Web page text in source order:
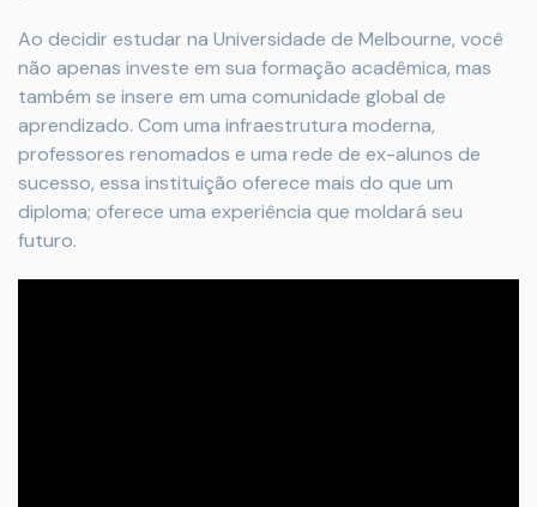
Ao decidir estudar na Universidade de Melbourne, você
não apenas investe em sua formação acadêmica, mas
também se insere em uma comunidade global de
aprendizado. Com uma infraestrutura moderna,
professores renomados e uma rede de ex-alunos de
sucesso, essa instituição oferece mais do que um
diploma; oferece uma experiência que moldará seu
futuro.